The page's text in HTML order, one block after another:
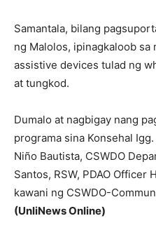
Samantala, bilang
ng Malolos, ipinagkaloob sa
assistive devices tulad ng
at tungkod.
Dumalo at nagbigay nang
programa sina Konsehal
Niño Bautista, CSWDO
Santos, RSW, PDAO Officer
kawani ng CSWDO-
(UnliNews Online)